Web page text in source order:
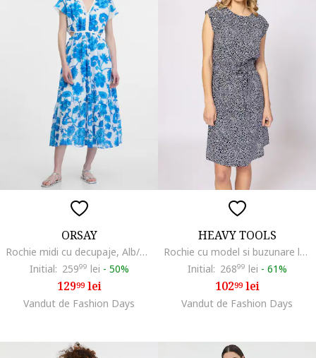
ORSAY
Rochie midi cu decupaje, Alb/Albastru royal
Initial: 25999 lei - 50%
12999lei
Vandut de Fashion Days
HEAVY TOOLS
Rochie cu model si buzunare laterale Vafudis
Initial: 26899 lei - 61%
10299lei
Vandut de Fashion Days